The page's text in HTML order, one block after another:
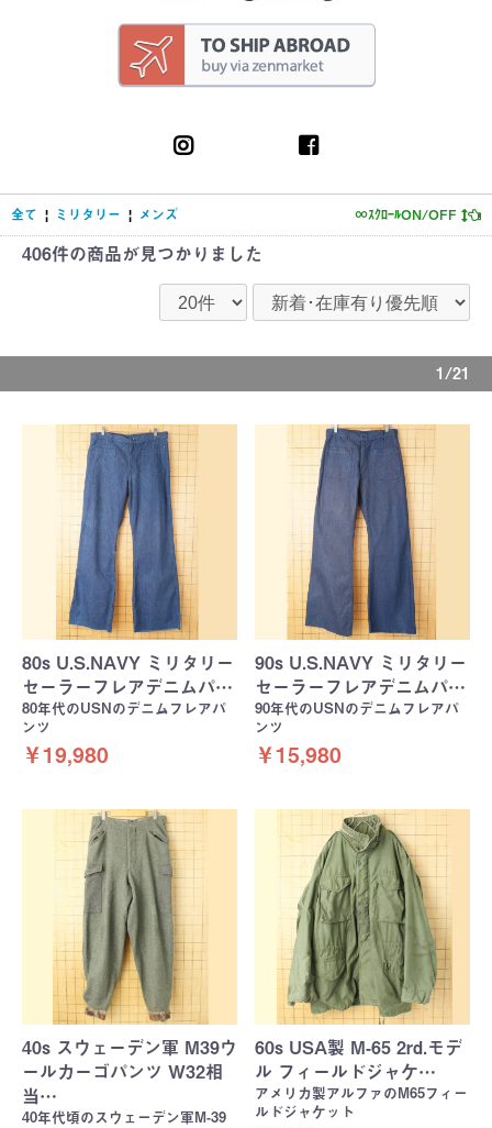
全て | ミリタリー | メンズ ∞ｽｸﾛｰﾙON/OFF
406件の商品が見つかりました
1/21
80s U.S.NAVY ミリタリー
セーラーフレアデニムパ…
80年代のUSNのデニムフレアパ
ンツ
￥19,980
90s U.S.NAVY ミリタリー
セーラーフレアデニムパ…
90年代のUSNのデニムフレアパ
ンツ
￥15,980
40s スウェーデン軍 M39ウ
ールカーゴパンツ W32相
当…
40年代頃のスウェーデン軍M-39
60s USA製 M-65 2rd.モデ
ル フィールドジャケ…
アメリカ製アルファのM65フィー
ルドジャケット